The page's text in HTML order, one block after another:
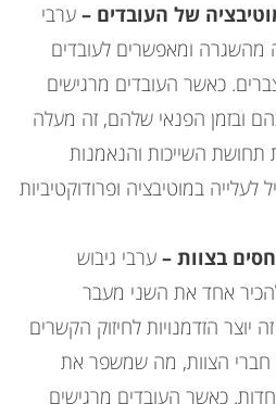
של העובדים – ערבי
מהשגרה ומאפשרים לעובדים
כאשר העובדים מרגישים
ובזמן הפנאי שלהם, זה מעלה
תחושת השייכות והנאמנות
לעלייה במוטיבציה ופרודוקטיביות
בצוות – ערבי גיבוש
אחד את השני מעבר
יוצר הזדמנויות לחיזוק הקשרים
חברי הצוות, מה שמשפר את
כאשר העובדים מרגישים